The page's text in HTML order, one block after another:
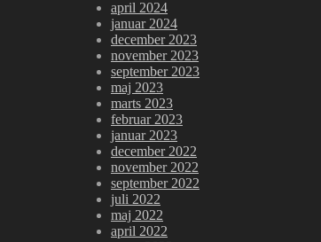
april 2024
januar 2024
december 2023
november 2023
september 2023
maj 2023
marts 2023
februar 2023
januar 2023
december 2022
november 2022
september 2022
juli 2022
maj 2022
april 2022